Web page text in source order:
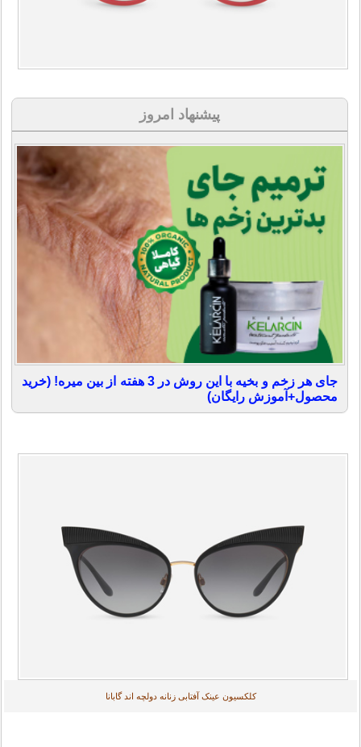
پیشنهاد امروز
جای هر زخم و بخیه با این روش در 3 هفته از بین میره! (خرید
محصول+آموزش رایگان)
کلکسیون عینک آفتابی زنانه دولچه اند گابانا